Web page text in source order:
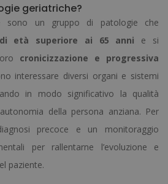
geriatriche?
sono un gruppo di patologie che
età superiore ai 65 anni e si
cronicizzazione e progressiva
interessare diversi organi e sistemi
in modo significativo la qualità
della persona anziana. Per
precoce e un monitoraggio
per rallentarne l’evoluzione e
paziente.